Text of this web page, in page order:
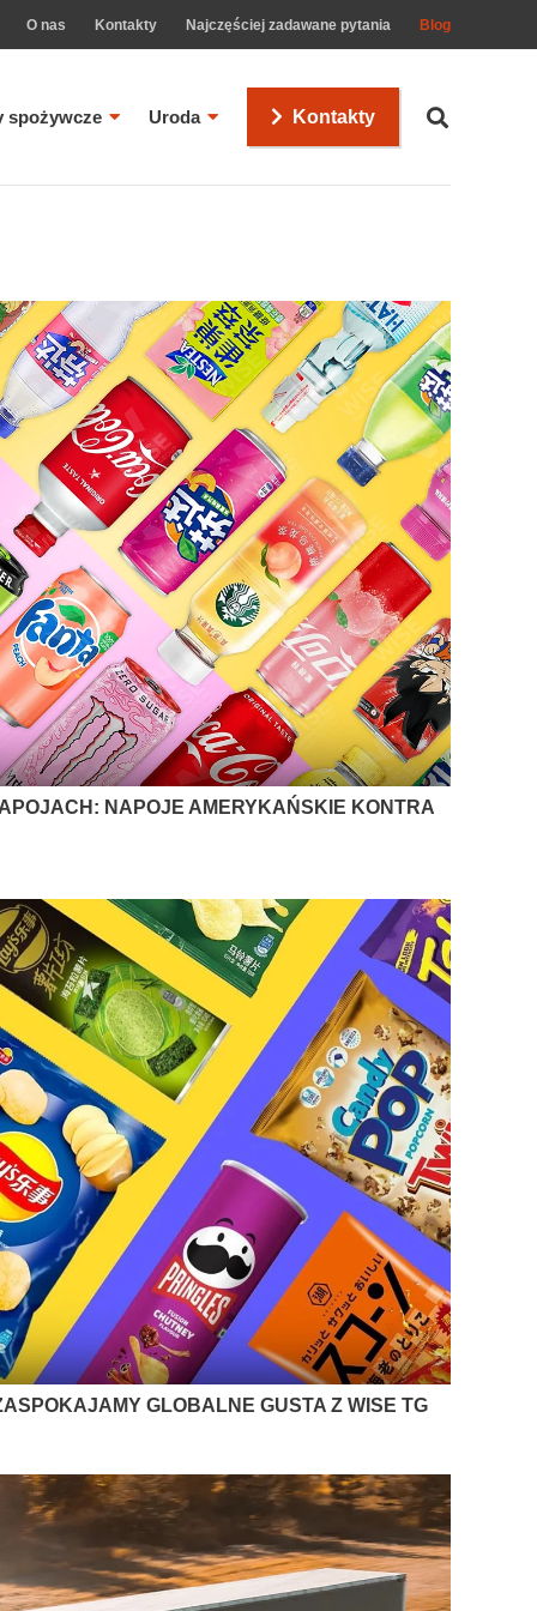
O nas Kontakty Najczęściej zadawane pytania Blog
spożywcze Uroda Kontakty
NAPOJE AMERYKAŃSKIE KONTRA
GLOBALNE GUSTA Z WISE TG